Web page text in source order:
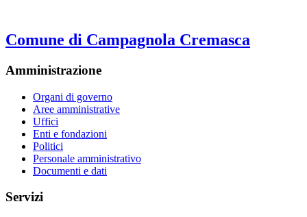
Comune di Campagnola Cremasca
Amministrazione
Organi di governo
Aree amministrative
Uffici
Enti e fondazioni
Politici
Personale amministrativo
Documenti e dati
Servizi